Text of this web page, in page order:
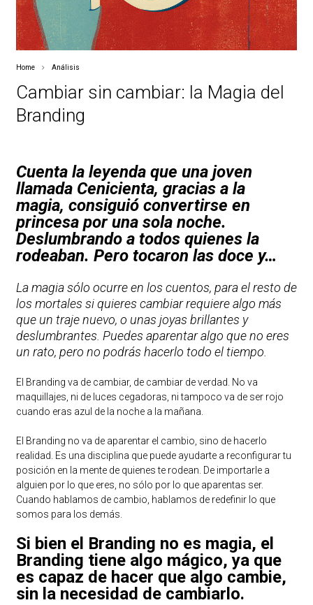
Home Análisis
Cambiar sin cambiar: la Magia del
Branding
Cuenta la leyenda que una joven
llamada Cenicienta, gracias a la
magia, consiguió convertirse en
princesa por una sola noche.
Deslumbrando a todos quienes la
rodeaban. Pero tocaron las doce y…
La magia sólo ocurre en los cuentos, para el resto de
los mortales si quieres cambiar requiere algo más
que un traje nuevo, o unas joyas brillantes y
deslumbrantes. Puedes aparentar algo que no eres
un rato, pero no podrás hacerlo todo el tiempo.
El Branding va de cambiar, de cambiar de verdad. No va
maquillajes, ni de luces cegadoras, ni tampoco va de ser rojo
cuando eras azul de la noche a la mañana.
El Branding no va de aparentar el cambio, sino de hacerlo
realidad. Es una disciplina que puede ayudarte a reconfigurar tu
posición en la mente de quienes te rodean. De importarle a
alguien por lo que eres, no sólo por lo que aparentas ser.
Cuando hablamos de cambio, hablamos de redefinir lo que
somos para los demás.
Si bien el Branding no es magia, el
Branding tiene algo mágico, ya que
es capaz de hacer que algo cambie,
sin la necesidad de cambiarlo.